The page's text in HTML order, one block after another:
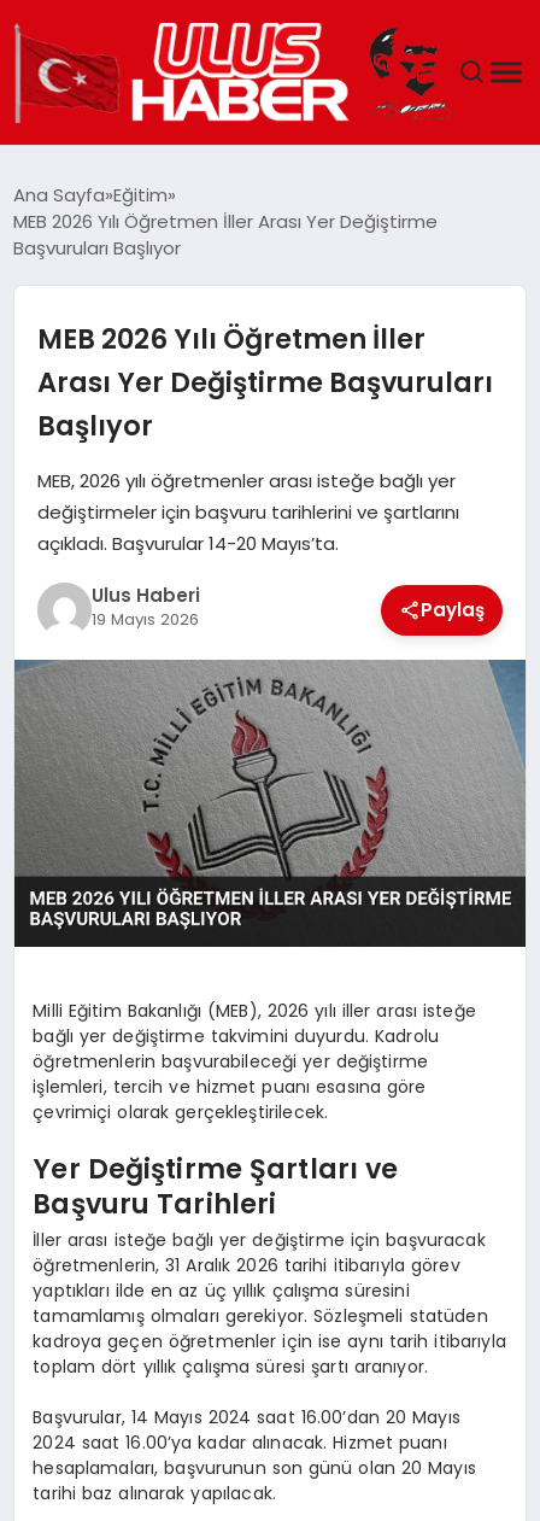
DÜNYA
TEKNOLOJI
EĞITIM
MAGAZIN
SPOR
YAŞAM
Ana Sayfa Eğitim
MEB 2026 Yılı Öğretmen İller Arası Yer Değiştirme
Başvuruları Başlıyor
MEB 2026 Yılı Öğretmen İller
Arası Yer Değiştirme Başvuruları
Başlıyor
MEB, 2026 yılı öğretmenler arası isteğe bağlı yer
değiştirmeler için başvuru tarihlerini ve şartlarını
açıkladı. Başvurular 14-20 Mayıs’ta.
Ulus Haberi
19 Mayıs 2026 Paylaş
Milli Eğitim Bakanlığı (MEB), 2026 yılı iller arası isteğe
bağlı yer değiştirme takvimini duyurdu. Kadrolu
öğretmenlerin başvurabileceği yer değiştirme
işlemleri, tercih ve hizmet puanı esasına göre
çevrimiçi olarak gerçekleştirilecek.
Yer Değiştirme Şartları ve
Başvuru Tarihleri
İller arası isteğe bağlı yer değiştirme için başvuracak
öğretmenlerin, 31 Aralık 2026 tarihi itibarıyla görev
yaptıkları ilde en az üç yıllık çalışma süresini
tamamlamış olmaları gerekiyor. Sözleşmeli statüden
kadroya geçen öğretmenler için ise aynı tarih itibarıyla
toplam dört yıllık çalışma süresi şartı aranıyor.
Başvurular, 14 Mayıs 2024 saat 16.00’dan 20 Mayıs
2024 saat 16.00’ya kadar alınacak. Hizmet puanı
hesaplamaları, başvurunun son günü olan 20 Mayıs
tarihi baz alınarak yapılacak.